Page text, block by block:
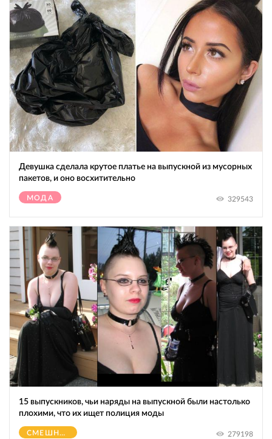
Девушка сделала крутое платье на выпускной из мусорных
пакетов, и оно восхитительно
МОДА 329543
15 выпускников, чьи наряды на выпускной были настолько
плохими, что их ищет полиция моды
СМЕШНОЕ 279198